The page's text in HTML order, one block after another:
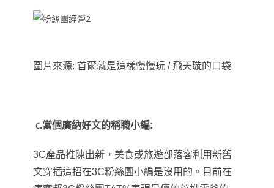
圖片來源: 首爾就是這樣慢慢玩 /飛天璇的口袋
c.當個廣納好文的稱職小編:
3C產品推陳出新 ， 美食或旅遊部落客利用新舊
文穿插這招在3C粉絲團小編是沒用的。目前在